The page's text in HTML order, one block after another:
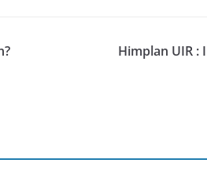
Himplan UIR :